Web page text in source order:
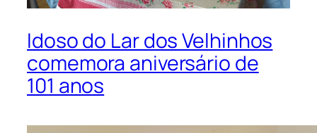
Idoso do Lar dos Velhinhos
comemora aniversário de
101 anos